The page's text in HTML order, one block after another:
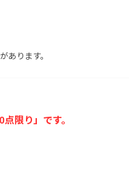
あります。
限り」です。